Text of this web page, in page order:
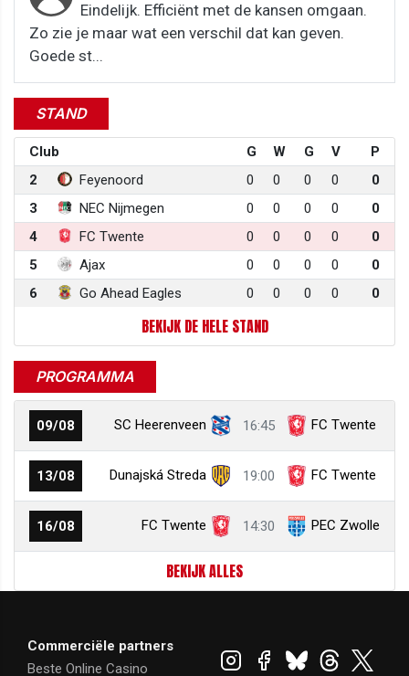
Eindelijk. Efficiënt met de kansen omgaan.
Zo zie je maar wat een verschil dat kan geven.
Goede st...
STAND
Club G W G V
P
2
Feyenoord 0 0 0 0
0
3
NEC Nijmegen 0 0 0 0
0
4
FC Twente 0 0 0 0
0
5
Ajax 0 0 0 0
0
6
Go Ahead Eagles 0 0 0 0 0
BEKIJK DE HELE STAND
PROGRAMMA
09/08 SC Heerenveen 16:45 FC Twente
13/08 Dunajská Streda 19:00 FC Twente
16/08 FC Twente 14:30 PEC Zwolle
BEKIJK ALLES
Commerciële partners
Beste Online Casino